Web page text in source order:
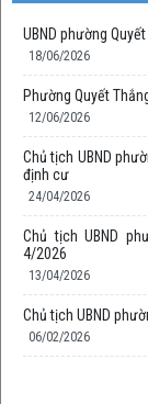
UBND phường
18/06/2026
Phường Quyết
12/06/2026
Chủ tịch UBND
định cư
24/04/2026
Chủ tịch UBND
4/2026
13/04/2026
Chủ tịch UBND
06/02/2026